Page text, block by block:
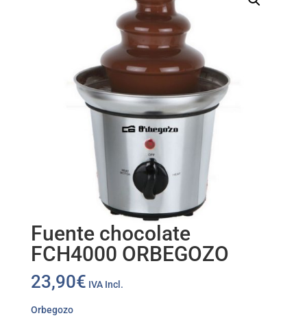
Fuente chocolate
FCH4000 ORBEGOZO
23,90€ IVA Incl.
Orbegozo